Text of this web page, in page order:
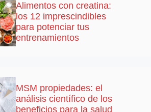
Alimentos con creatina:
los 12 imprescindibles
para potenciar tus
entrenamientos
MSM propiedades: el
análisis científico de los
beneficios para la salud